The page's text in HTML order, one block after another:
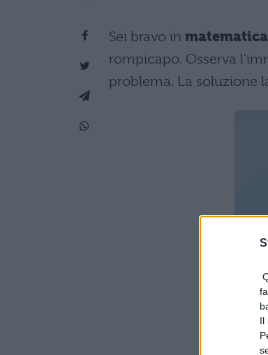
Il
Sei bravo in matematica
rompicapo. Osserva
problema. La soluzione